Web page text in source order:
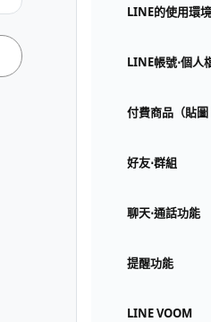
LINE的使用環
LINE帳號⋅個人
付費商品（貼圖
好友⋅群組
聊天⋅通話功能
提醒功能
LINE VOOM